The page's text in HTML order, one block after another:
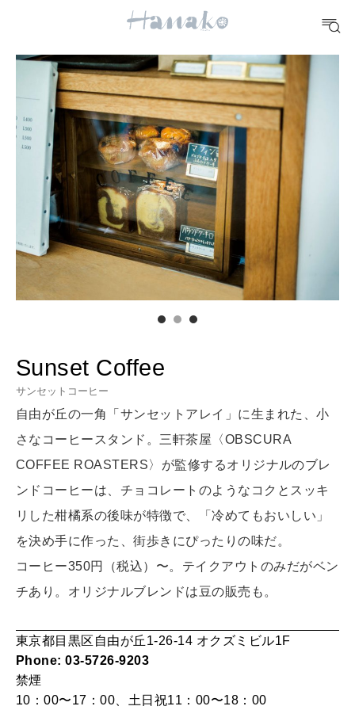
10 CATEGORIES
FOOD
おいしい
TRAVEL
どこ行く？
FORTUNE
明日のわたし
[12星座別] Weekly Holoscope
算命学がわかる今月のあなた
HEALTH
自分にやさしく
LEARN
MAMA
ママもいろいろ
SUSTAINABLE
自分を耕す
WORK&MONEY
Sunset Coffee
サンセットコーヒー
自由が丘の一角「サンセットアレイ」に生まれた、小
さなコーヒースタンド。三軒茶屋〈OBSCURA
COFFEE ROASTERS〉が監修するオリジナルのブレ
ンドコーヒーは、チョコレートのようなコクとスッキ
リした柑橘系の後味が特徴で、「冷めてもおいしい」
を決め手に作った、街歩きにぴったりの味だ。
コーヒー350円（税込）〜。テイクアウトのみだがベン
チあり。オリジナルブレンドは豆の販売も。
東京都目黒区自由が丘1-26-14 オクズミビル1F
Phone: 03-5726-9203
禁煙
10：00〜17：00、土日祝11：00〜18：00